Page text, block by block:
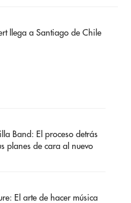
llega a Santiago de Chile
Band: El proceso detrás
planes de cara al nuevo
El arte de hacer música